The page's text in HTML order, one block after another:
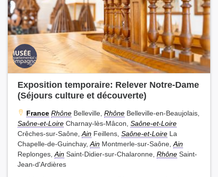
Exposition temporaire: Relever Notre-Dame
(Séjours culture et découverte)
France Rhône Belleville, Rhône Belleville-en-Beaujolais,
Saône-et-Loire Charnay-lès-Mâcon, Saône-et-Loire
Crêches-sur-Saône, Ain Feillens, Saône-et-Loire La
Chapelle-de-Guinchay, Ain Montmerle-sur-Saône, Ain
Replonges, Ain Saint-Didier-sur-Chalaronne, Rhône Saint-
Jean-d'Ardières